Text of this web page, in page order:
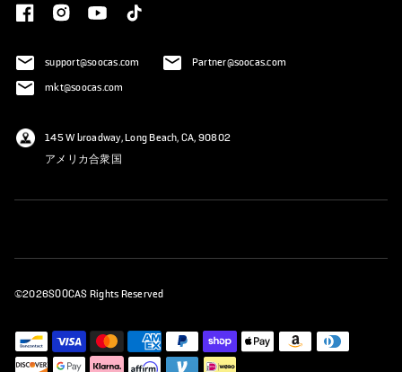
support@soocas.com
Partner@soocas.com
mkt@soocas.com
145 W broadway, Long Beach, CA, 90802
アメリカ合衆国
©2026SOOCAS Rights Reserved